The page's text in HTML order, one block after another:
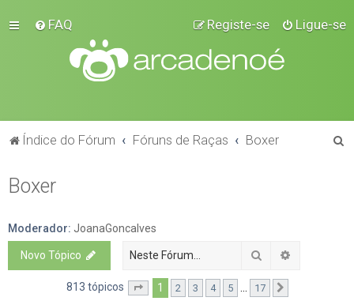
FAQ Ligue-se
Registe-se
Índice do Fórum Fóruns de Raças Boxer
Boxer
Moderador: JoanaGoncalves
Novo Tópico Pesquisar
813 tópicos Página1 de
1 2 3 4 5 17